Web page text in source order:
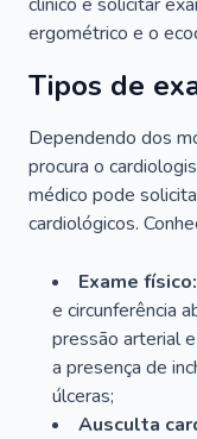
ergométrico e o
Tipos de
Dependendo dos
procura o
médico pode
cardiológicos.
Exame físico:
e circunferência
pressão arterial
a presença de
úlceras;
Ausculta